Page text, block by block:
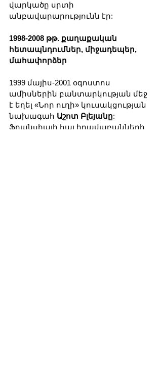
վարկածը սրտի
անբավարարությունն էր:
1998-2008 թթ. քաղաքական
հետապնդումներ, միջադեպեր,
մահափորձեր
1999 մայիս-2001 օգոստոս
ամիսներին բանտարկության մեջ
է եղել «Նոր ուղի» կուսակցության
նախագահ Աշոտ Բլեյանը:
Ֆրանսիայի հայ իրավաբանների